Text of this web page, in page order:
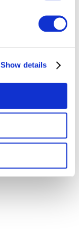
Show details
Per landen